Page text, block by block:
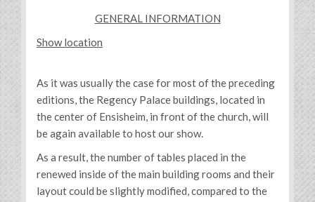
GENERAL INFORMATION
Show location
As it was usually the case for most of the preceding
editions, the Regency Palace buildings, located in
the center of Ensisheim, in front of the church, will
be again available to host our show.
As a result, the number of tables placed in the
renewed inside of the main building rooms and their
layout could be slightly modified, compared to the